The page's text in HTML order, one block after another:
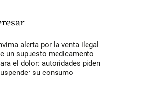
alerta por la venta ilegal
un supuesto medicamento
el dolor: autoridades piden
su consumo